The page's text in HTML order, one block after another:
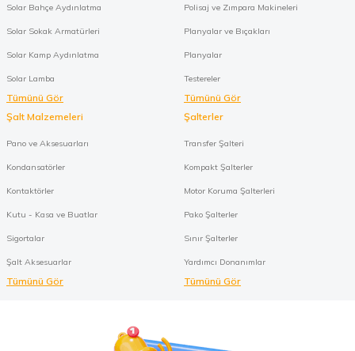
Solar Bahçe Aydınlatma
Solar Sokak Armatürleri
Solar Kamp Aydınlatma
Solar Lamba
Tümünü Gör
Polisaj ve Zımpara Makineleri
Planyalar ve Bıçakları
Planyalar
Testereler
Tümünü Gör
Şalt Malzemeleri
Pano ve Aksesuarları
Kondansatörler
Kontaktörler
Kutu - Kasa ve Buatlar
Sigortalar
Şalt Aksesuarlar
Tümünü Gör
Şalterler
Transfer Şalteri
Kompakt Şalterler
Motor Koruma Şalterleri
Pako Şalterler
Sınır Şalterler
Yardımcı Donanımlar
Tümünü Gör